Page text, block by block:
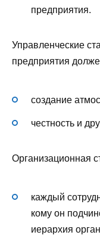
предприятия.
Управленческие
предприятия
создание
честность и
Организационная
каждый
кому он
иерархия